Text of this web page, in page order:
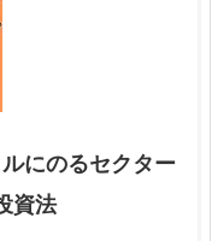
にのるセクター
資法